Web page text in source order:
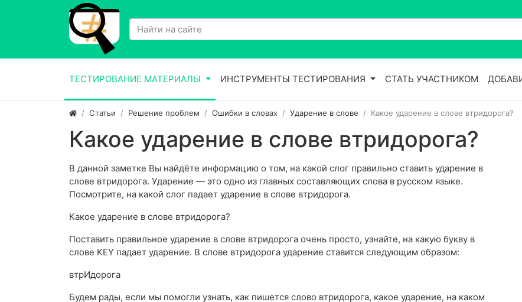
ТЕСТИРОВАНИЕ МАТЕРИАЛЫ ИНСТРУМЕНТЫ ТЕСТИРОВАНИЯ СТАТЬ УЧАСТНИКОМ
Статьи Решение проблем Ошибки в словах Ударение в слове Какое ударение в слове втридорога?
Какое ударение в слове втридорога?
В данной заметке Вы найдёте информацию о том, на какой слог правильно ставить ударение в
слове втридорога. Ударение — это одно из главных составляющих слова в русском языке.
Посмотрите, на какой слог падает ударение в слове втридорога.
Какое ударение в слове втридорога?
Поставить правильное ударение в слове втридорога очень просто, узнайте, на какую букву в
слове KEY падает ударение. В слове втридорога ударение ставится следующим образом:
втрИдорога
Будем рады, если мы помогли узнать, как пишется слово втридорога, какое ударение, на каком